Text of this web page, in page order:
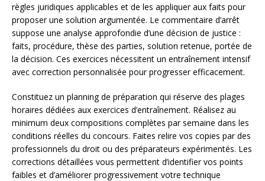
règles juridiques applicables et de les appliquer aux faits pour
proposer une solution argumentée. Le commentaire d’arrêt
suppose une analyse approfondie d’une décision de justice :
faits, procédure, thèse des parties, solution retenue, portée de
la décision. Ces exercices nécessitent un entraînement intensif
avec correction personnalisée pour progresser efficacement.
Constituez un planning de préparation qui réserve des plages
horaires dédiées aux exercices d’entraînement. Réalisez au
minimum deux compositions complètes par semaine dans les
conditions réelles du concours. Faites relire vos copies par des
professionnels du droit ou des préparateurs expérimentés. Les
corrections détaillées vous permettent d’identifier vos points
faibles et d’améliorer progressivement votre technique